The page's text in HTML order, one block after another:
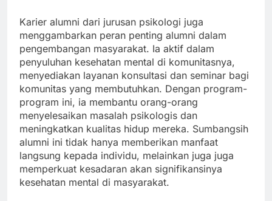
Karier alumni dari jurusan psikologi juga
menggambarkan peran penting alumni dalam
pengembangan masyarakat. Ia aktif dalam
penyuluhan kesehatan mental di komunitasnya,
menyediakan layanan konsultasi dan seminar bagi
komunitas yang membutuhkan. Dengan program-
program ini, ia membantu orang-orang
menyelesaikan masalah psikologis dan
meningkatkan kualitas hidup mereka. Sumbangsih
alumni ini tidak hanya memberikan manfaat
langsung kepada individu, melainkan juga juga
memperkuat kesadaran akan signifikansinya
kesehatan mental di masyarakat.